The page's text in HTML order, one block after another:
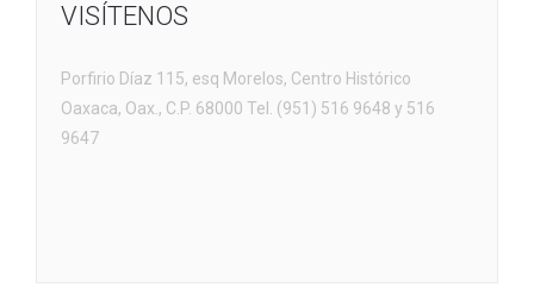
VISÍTENOS
Porfirio Díaz 115, esq Morelos, Centro Histórico
Oaxaca, Oax., C.P. 68000 Tel. (951) 516 9648 y 516
9647